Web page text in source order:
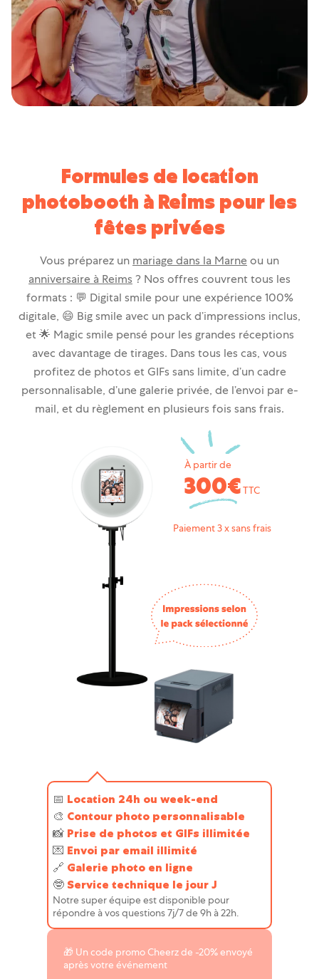
Formules de location
photobooth à Reims pour les
fêtes privées
Vous préparez un mariage dans la Marneou un
anniversaire à Reims ? Nos offres couvrent tous les
formats : 💬 Digital smilepour une expérience 100%
digitale, 😄 Big smile avec un pack d’impressions inclus,
et 🌟 Magic smilepensé pour les grandes réceptions
avec davantage de tirages. Dans tous les cas, vous
profitez de photos et GIFs sans limite, d’un cadre
personnalisable, d’une galerie privée, de l’envoi par e-
mail, et du règlement en plusieurs fois sans frais.
À partir de
300€TTC
Paiement 3 x sans frais
📅 Location 24h ou week-end
🎨 Contour photo personnalisable
📸 Prise de photos et GIFs illimitée
💌️ Envoi par email illimité
🔗 Galerie photo en ligne
🤓 Service technique le jour J
Notre super équipe est disponible pour
répondre à vos questions 7j/7 de 9h à 22h.
🎁 Un code promo Cheerz de -20% envoyé
après votre événement